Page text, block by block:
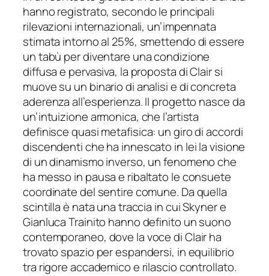
hanno registrato, secondo le principali
rilevazioni internazionali, un’impennata
stimata intorno al 25%, smettendo di essere
un tabù per diventare una condizione
diffusa e pervasiva, la proposta di Clair si
muove su un binario di analisi e di concreta
aderenza all’esperienza. Il progetto nasce da
un’intuizione armonica, che l’artista
definiscequasi metafisica: un giro di accordi
discendenti che ha innescato in lei la visione
di un dinamismo inverso, un fenomeno che
ha messo in pausa e ribaltato le consuete
coordinate del sentire comune. Da quella
scintilla è nata una traccia in cui Skyner e
Gianluca Trainito hanno definito un suono
contemporaneo, dove la voce di Clair ha
trovato spazio per espandersi, in equilibrio
tra rigore accademico e rilascio controllato.